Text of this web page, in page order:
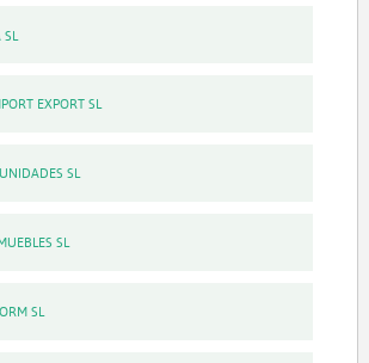
EXPORT SL
SL
SL
SL